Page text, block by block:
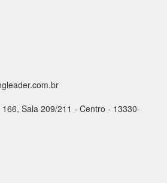
Sala 209/211 - Centro - 13330-